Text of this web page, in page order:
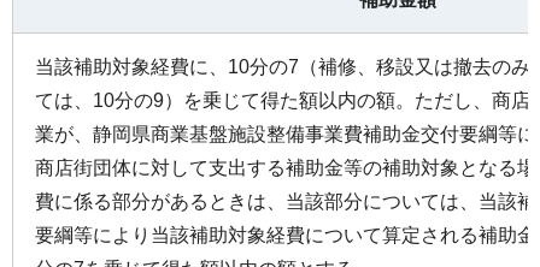
当該補助対象経費に、10分の7（補修、移設又は撤去のみ
ては、10分の9）を乗じて得た額以内の額。ただし、商店
業が、静岡県商業基盤施設整備事業費補助金交付要綱等
商店街団体に対して支出する補助金等の補助対象となる
費に係る部分があるときは、当該部分については、当該
要綱等により当該補助対象経費について算定される補助